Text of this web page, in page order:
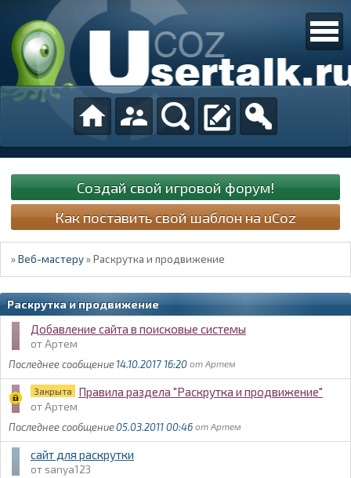
Создай свой игровой форум!
Как поставить свой шаблон на uCoz
»Веб-мастеру »Раскрутка и продвижение
Раскрутка и продвижение
Добавление сайта в поисковые системы
Артем
14.10.2017 16:20
Артем
Закрыта Правила раздела "Раскрутка и продвижение"
Артем
05.03.2011 00:46
Артем
сайт для раскрутки
sanya123